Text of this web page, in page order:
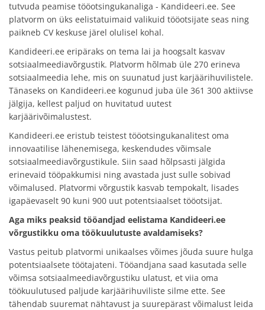
tutvuda peamise tööotsingukanaliga - Kandideeri.ee. See
platvorm on üks eelistatuimaid valikuid tööotsijate seas ning
paikneb CV keskuse järel olulisel kohal.
Kandideeri.ee eripäraks on tema lai ja hoogsalt kasvav
sotsiaalmeediavõrgustik. Platvorm hõlmab üle 270 erineva
sotsiaalmeedia lehe, mis on suunatud just karjäärihuvilistele.
Tänaseks on Kandideeri.ee kogunud juba üle 361 300 aktiivse
jälgija, kellest paljud on huvitatud uutest
karjäärivõimalustest.
Kandideeri.ee eristub teistest tööotsingukanalitest oma
innovaatilise lähenemisega, keskendudes võimsale
sotsiaalmeediavõrgustikule. Siin saad hõlpsasti jälgida
erinevaid tööpakkumisi ning avastada just sulle sobivad
võimalused. Platvormi võrgustik kasvab tempokalt, lisades
igapäevaselt 90 kuni 900 uut potentsiaalset tööotsijat.
Aga miks peaksid tööandjad eelistama Kandideeri.ee
võrgustikku oma töökuulutuste avaldamiseks?
Vastus peitub platvormi unikaalses võimes jõuda suure hulga
potentsiaalsete töötajateni. Tööandjana saad kasutada selle
võimsa sotsiaalmeediavõrgustiku ulatust, et viia oma
töökuulutused paljude karjäärihuviliste silme ette. See
tähendab suuremat nähtavust ja suurepärast võimalust leida